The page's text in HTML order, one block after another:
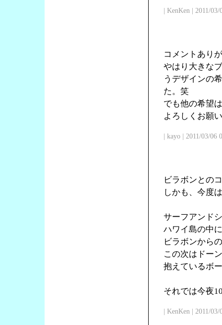
| KenKen | 2011/
コメントあり
やはり大きな
うデザインの
た。笑
でも他の希望
よろしくお願
| kayo | 2011/03/06
ビラボンとの
しかも、今度
サーフアンド
ハワイ島の中
ビラボンから
この次はドー
抱えているボ
それでは今夜
| KenKen | 2011/